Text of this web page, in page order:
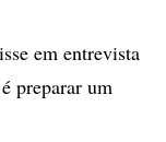
em entrevista
preparar um